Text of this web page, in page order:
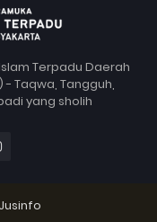
Terpadu Daerah
- Taqwa, Tangguh,
yang sholih